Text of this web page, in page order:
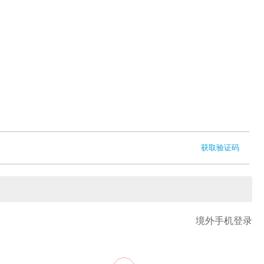
获取验证码
境外手机登录